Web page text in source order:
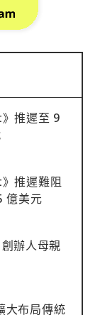
推遲至 9
推遲難阻
億美元
辦人母親
布局傳統